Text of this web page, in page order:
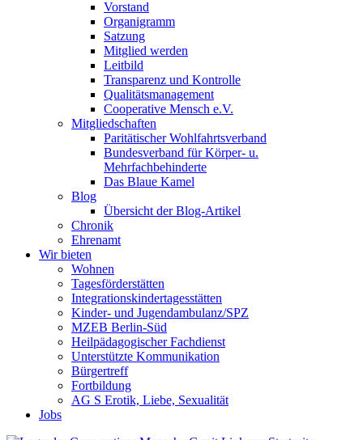
Vorstand
Organigramm
Satzung
Mitglied werden
Leitbild
Transparenz und Kontrolle
Qualitätsmanagement
Cooperative Mensch e.V.
Mitgliedschaften
Paritätischer Wohlfahrtsverband
Bundesverband für Körper- u.
Mehrfachbehinderte
Das Blaue Kamel
Blog
Übersicht der Blog-Artikel
Chronik
Ehrenamt
Wir bieten
Wohnen
Tagesförderstätten
Integrationskindertagesstätten
Kinder- und Jugendambulanz/SPZ
MZEB Berlin-Süd
Heilpädagogischer Fachdienst
Unterstützte Kommunikation
Bürgertreff
Fortbildung
AG S Erotik, Liebe, Sexualität
Jobs